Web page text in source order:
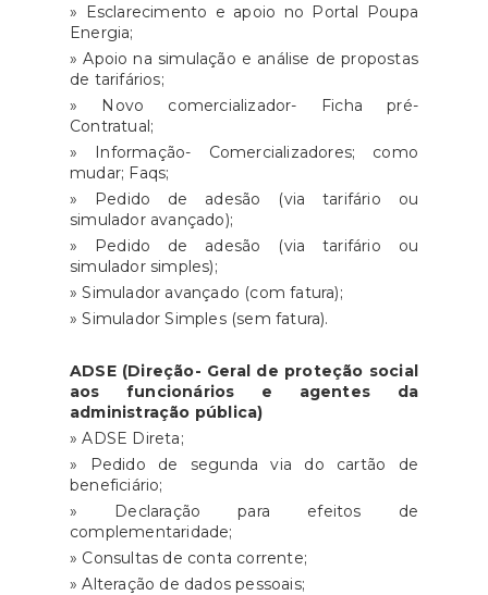
» Esclarecimento e apoio no Portal Poupa
Energia;
» Apoio na simulação e análise de propostas
de tarifários;
» Novo comercializador- Ficha pré-
Contratual;
» Informação- Comercializadores; como
mudar; Faqs;
» Pedido de adesão (via tarifário ou
simulador avançado);
» Pedido de adesão (via tarifário ou
simulador simples);
» Simulador avançado (com fatura);
» Simulador Simples (sem fatura).
ADSE (Direção- Geral de proteção social
aos funcionários e agentes da
administração pública)
» ADSE Direta;
» Pedido de segunda via do cartão de
beneficiário;
» Declaração para efeitos de
complementaridade;
» Consultas de conta corrente;
» Alteração de dados pessoais;